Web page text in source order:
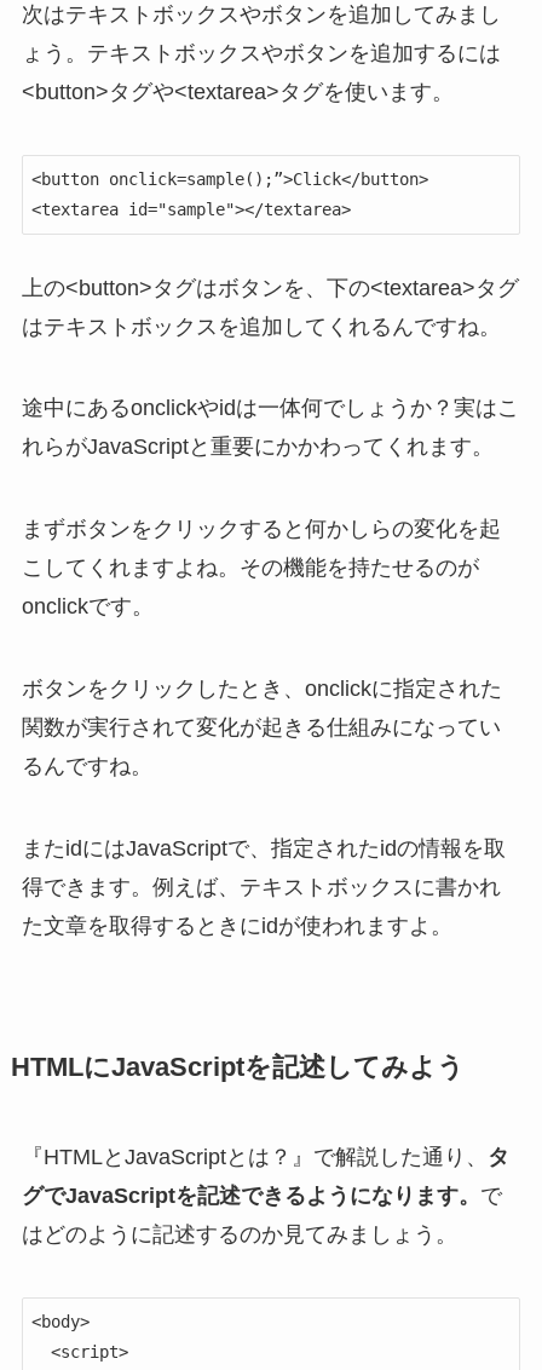
次はテキストボックスやボタンを追加してみまし
ょう。テキストボックスやボタンを追加するには
<button>タグや<textarea>タグを使います。
<button onclick=sample();”>Click</button>
<textarea id="sample"></textarea>
上の<button>タグはボタンを、下の<textarea>タグ
はテキストボックスを追加してくれるんですね。
途中にあるonclickやidは一体何でしょうか？実はこ
れらがJavaScriptと重要にかかわってくれます。
まずボタンをクリックすると何かしらの変化を起
こしてくれますよね。その機能を持たせるのが
onclickです。
ボタンをクリックしたとき、onclickに指定された
関数が実行されて変化が起きる仕組みになってい
るんですね。
またidにはJavaScriptで、指定されたidの情報を取
得できます。例えば、テキストボックスに書かれ
た文章を取得するときにidが使われますよ。
HTMLにJavaScriptを記述してみよう
『HTMLとJavaScriptとは？』で解説した通り、
タ
グでJavaScriptを記述できるようになります。 で
はどのように記述するのか見てみましょう。
<body>